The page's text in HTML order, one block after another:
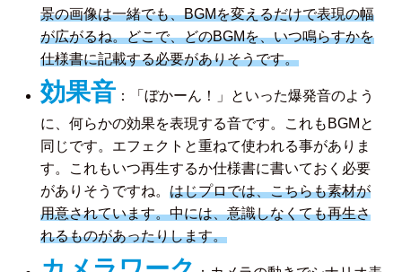
景の画像は一緒でも、BGMを変えるだけで表現の幅
が広がるね。どこで、どのBGMを、いつ鳴らすかを
仕様書に記載する必要がありそうです。
効果音 ：「ぼかーん！」といった爆発音のよう
に、何らかの効果を表現する音です。これもBGMと
同じです。エフェクトと重ねて使われる事がありま
す。これもいつ再生するか仕様書に書いておく必要
がありそうですね。はじプロでは、こちらも素材が
用意されています。中には、意識しなくても再生さ
れるものがあったりします。